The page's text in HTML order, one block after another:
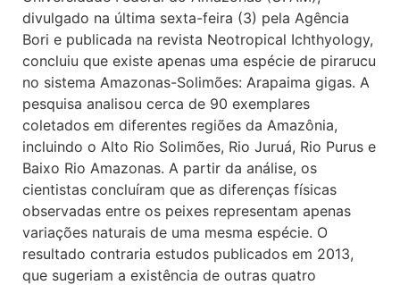
divulgado na última sexta-feira (3) pela Agência
Bori e publicada na revista Neotropical Ichthyology,
concluiu que existe apenas uma espécie de pirarucu
no sistema Amazonas-Solimões: Arapaima gigas. A
pesquisa analisou cerca de 90 exemplares
coletados em diferentes regiões da Amazônia,
incluindo o Alto Rio Solimões, Rio Juruá, Rio Purus e
Baixo Rio Amazonas. A partir da análise, os
cientistas concluíram que as diferenças físicas
observadas entre os peixes representam apenas
variações naturais de uma mesma espécie. O
resultado contraria estudos publicados em 2013,
que sugeriam a existência de outras quatro